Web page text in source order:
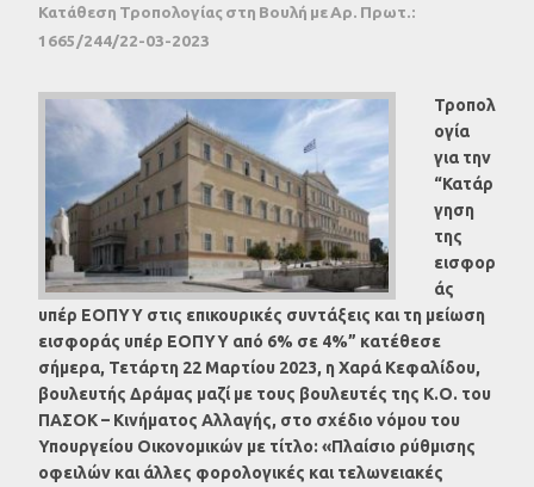
Κατάθεση Τροπολογίας στη Βουλή με Αρ. Πρωτ.:
1665/244/22-03-2023
Τροπολ
ογία
για την
“Κατάρ
γηση
της
εισφορ
άς
υπέρ ΕΟΠΥΥ στις επικουρικές συντάξεις και τη μείωση
εισφοράς υπέρ ΕΟΠΥΥ από 6% σε 4%” κατέθεσε
σήμερα, Τετάρτη 22 Μαρτίου 2023, η Χαρά Κεφαλίδου,
βουλευτής Δράμας μαζί με τους βουλευτές της Κ.Ο. του
ΠΑΣΟΚ – Κινήματος Αλλαγής, στο σχέδιο νόμου του
Υπουργείου Οικονομικών με τίτλο: «Πλαίσιο ρύθμισης
οφειλών και άλλες φορολογικές και τελωνειακές